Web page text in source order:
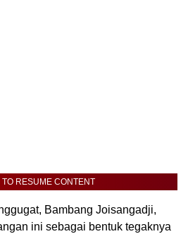
RESUME CONTENT
Bambang Joisangadji,
ini sebagai bentuk tegaknya